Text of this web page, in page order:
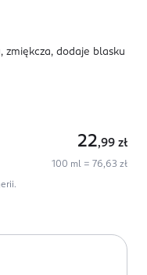
dodaje blasku
22,99 zł
100 ml = 76,63 zł